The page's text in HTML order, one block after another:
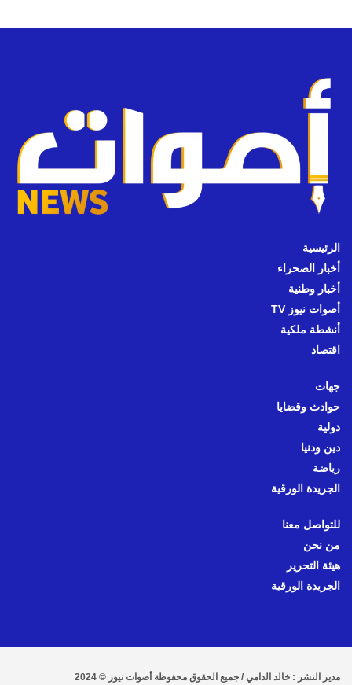
الرئيسية
أخبار الصحراء
أخبار وطنية
أصوات نيوز TV
أنشطة ملكية
اقتصاد
جهات
حوادث وقضايا
دولية
دين ودنيا
رياضة
الجريدة الورقية
للتواصل معنا
من نحن
هيئة التحرير
الجريدة الورقية
مدير النشر : خالد الدامي / جميع الحقوق محفوظة أصوات نيوز © 2024